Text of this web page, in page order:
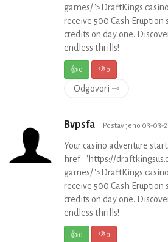
games/">DraftKings
receive 500 Cash Eruption
credits on day one.
endless thrills!
👍0 👎0
Odgovori ⇾
Bvpsfa Postavljeno 03-03-
Your casino adventure
href="https://
games/">DraftKings
receive 500 Cash Eruption
credits on day one.
endless thrills!
👍0 👎0